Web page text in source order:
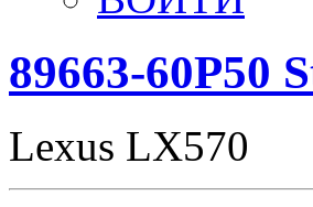
89663-60P50
Lexus LX570